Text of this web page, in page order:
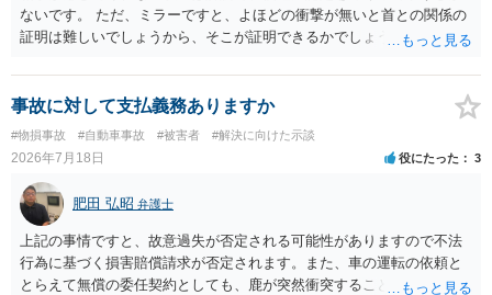
ないです。 ただ、ミラーですと、よほどの衝撃が無いと首との関係の
証明は難しいでしょうから、そこが証明できるかでしょうね。
事故に対して支払義務ありますか
#物損事故 #自動車事故 #被害者 #解決に向けた示談
2026年7月18日 役にたった 3
肥田 弘昭 弁護士
上記の事情ですと、故意過失が否定される可能性がありますので不法
行為に基づく損害賠償請求が否定されます。また、車の運転の依頼と
とらえて無償の委任契約としても、鹿が突然衝突することは予見がで